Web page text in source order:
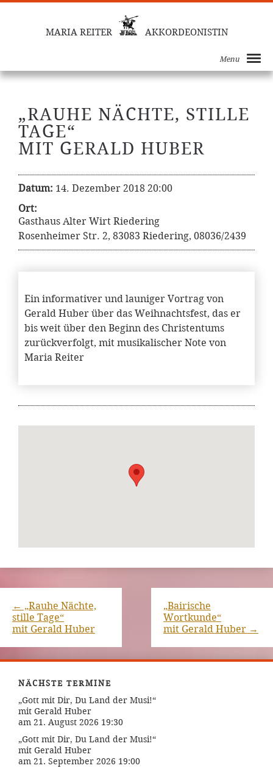
MARIA REITER AKKORDEONISTIN
Menu
„RAUHE NÄCHTE, STILLE
TAGE“
MIT GERALD HUBER
Datum: 14. Dezember 2018 20:00
Ort:
Gasthaus Alter Wirt Riedering
Rosenheimer Str. 2, 83083 Riedering, 08036/2439
Ein informativer und launiger Vortrag von
Gerald Huber über das Weihnachtsfest, das er
bis weit über den Beginn des Christentums
zurückverfolgt, mit musikalischer Note von
Maria Reiter
← „Rauhe Nächte,
stille Tage“
mit Gerald Huber
„Bairische
Wortkunde“
mit Gerald Huber →
NÄCHSTE TERMINE
„Gott mit Dir, Du Land der Musi!“
mit Gerald Huber
am 21. August 2026 19:30
„Gott mit Dir, Du Land der Musi!“
mit Gerald Huber
am 21. September 2026 19:00